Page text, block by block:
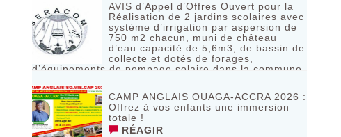
AVIS d’Appel d’Offres Ouvert pour la
Réalisation de 2 jardins scolaires avec
système d’irrigation par aspersion de
750 m2 chacun, muni de château
d’eau capacité de 5,6m3, de bassin de
collecte et dotés de forages,
d’équipements de pompage solaire dans la commune
RÉAGIR
CAMP ANGLAIS OUAGA-ACCRA 2026 :
Offrez à vos enfants une immersion
totale !
RÉAGIR